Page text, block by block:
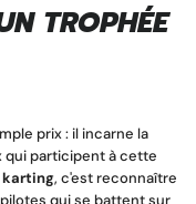
TROPHÉE
prix : il incarne la
qui participent à cette
, c'est reconnaître
qui se battent sur